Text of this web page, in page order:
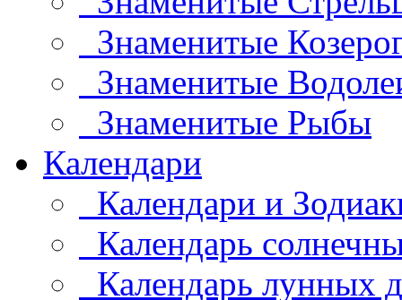
Знаменитые
Знаменитые
Знаменитые Рыбы
Календари
Календари и
Календарь
Календарь лунных